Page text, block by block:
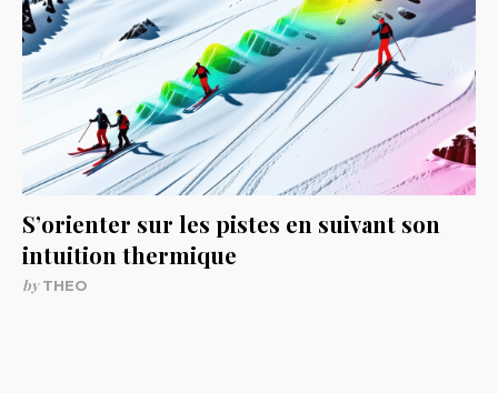
S’orienter sur les pistes en suivant son
intuition thermique
byTHEO